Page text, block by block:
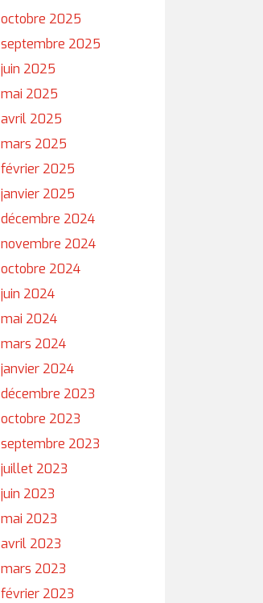
octobre 2025
septembre 2025
juin 2025
mai 2025
avril 2025
mars 2025
février 2025
janvier 2025
décembre 2024
novembre 2024
octobre 2024
juin 2024
mai 2024
mars 2024
janvier 2024
décembre 2023
octobre 2023
septembre 2023
juillet 2023
juin 2023
mai 2023
avril 2023
mars 2023
février 2023